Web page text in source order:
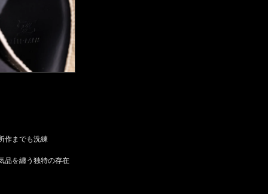
作までも洗練
品を纏う独特の存在